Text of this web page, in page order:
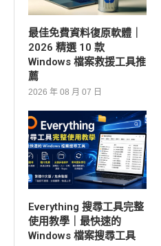
最佳免費資料復原軟體｜
2026 精選 10 款
Windows 檔案救援工具推
薦
2026 年 08 月 07 日
Everything 搜尋工具完整
使用教學｜最快速的
Windows 檔案搜尋工具